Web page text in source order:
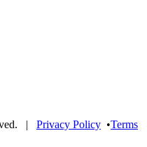
. | Privacy Policy •Terms